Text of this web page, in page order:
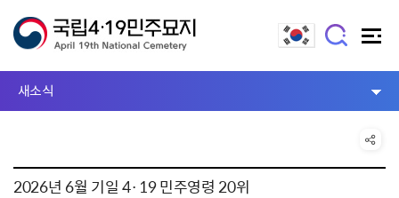
새소식
2026년 6월 기일 4·19 민주영령 20위